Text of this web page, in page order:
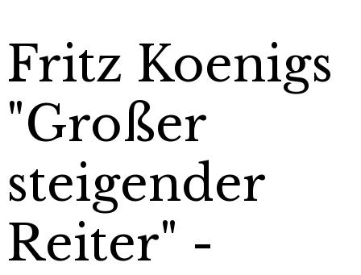
Fritz Koenigs
"Großer
steigender
Reiter" -